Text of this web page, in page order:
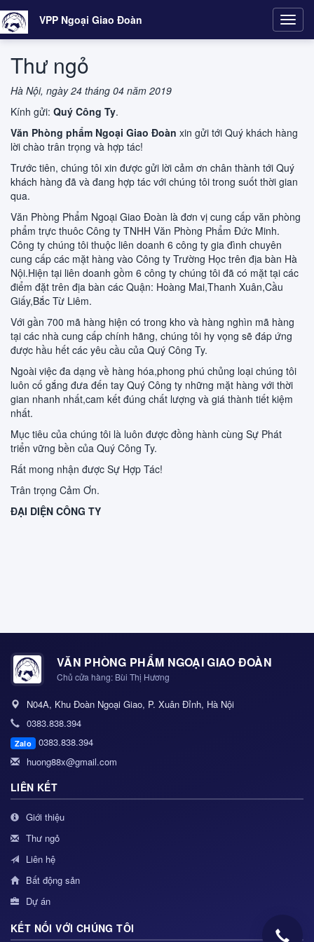
VPP Ngoại Giao Đoàn
Thư ngỏ
Hà Nội, ngày 24 tháng 04 năm 2019
Kính gửi: Quý Công Ty.
Văn Phòng phẩm Ngoại Giao Đoàn xin gửi tới Quý khách hàng
lời chào trân trọng và hợp tác!
Trước tiên, chúng tôi xin được gửi lời cảm ơn chân thành tới Quý
khách hàng đã và đang hợp tác với chúng tôi trong suốt thời gian
qua.
Văn Phòng Phẩm Ngoại Giao Đoàn là đơn vị cung cấp văn phòng
phẩm trực thuôc Công ty TNHH Văn Phòng Phẩm Đức Minh.
Công ty chúng tôi thuộc liên doanh 6 công ty gia đình chuyên
cung cấp các mặt hàng vào Công ty Trường Học trên địa bàn Hà
Nội.Hiện tại liên doanh gồm 6 công ty chúng tôi đã có mặt tại các
điểm đặt trên địa bàn các Quận: Hoàng Mai,Thanh Xuân,Cầu
Giấy,Bắc Từ Liêm.
Với gần 700 mã hàng hiện có trong kho và hàng nghìn mã hàng
tại các nhà cung cấp chính hãng, chúng tôi hy vọng sẽ đáp ứng
được hầu hết các yêu cầu của Quý Công Ty.
Ngoài việc đa dạng về hàng hóa,phong phú chủng loại chúng tôi
luôn cố gắng đưa đến tay Quý Công ty những mặt hàng với thời
gian nhanh nhất,cam kết đúng chất lượng và giá thành tiết kiệm
nhất.
Mục tiêu của chúng tôi là luôn được đồng hành cùng Sự Phát
triển vững bền của Quý Công Ty.
Rất mong nhận được Sự Hợp Tác!
Trân trọng Cảm Ơn.
ĐẠI DIỆN CÔNG TY
VĂN PHÒNG PHẨM NGOẠI GIAO ĐOÀN
Chủ cửa hàng: Bùi Thị Hương
N04A, Khu Đoàn Ngoại Giao, P. Xuân Đỉnh, Hà Nội
0383.838.394
Zalo 0383.838.394
huong88x@gmail.com
LIÊN KẾT
Giới thiệu
Thư ngỏ
Liên hệ
Bất động sản
Dự án
KẾT NỐI VỚI CHÚNG TÔI